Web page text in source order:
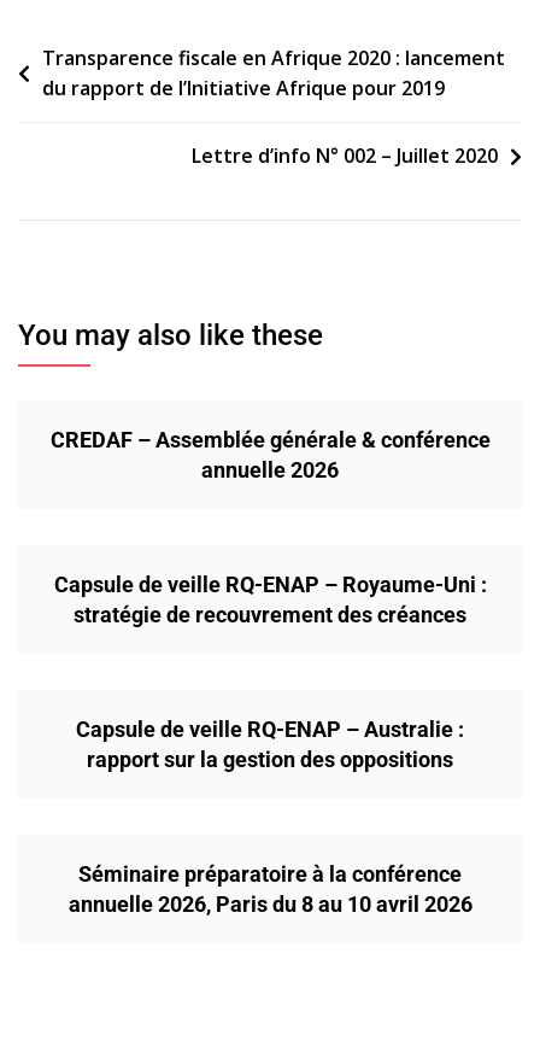
Navigation
de
Transparence fiscale en Afrique 2020 : lancement
du rapport de l’Initiative Afrique pour 2019
Lettre d’info N° 002 – Juillet 2020
You may also like these
CREDAF – Assemblée générale & conférence
annuelle 2026
Capsule de veille RQ-ENAP – Royaume-Uni :
stratégie de recouvrement des créances
Capsule de veille RQ-ENAP – Australie :
rapport sur la gestion des oppositions
Séminaire préparatoire à la conférence
annuelle 2026, Paris du 8 au 10 avril 2026